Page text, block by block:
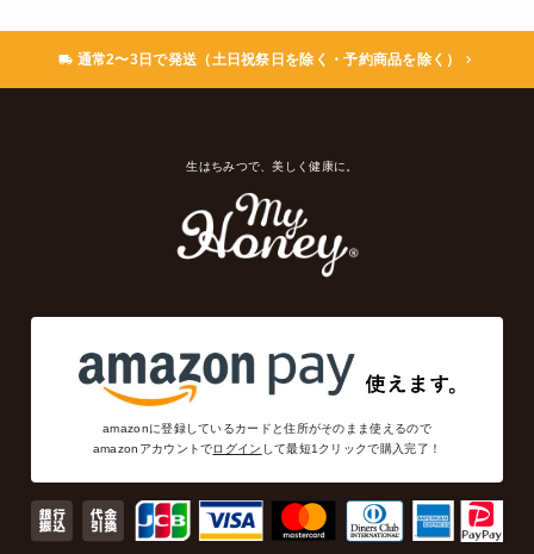
通常2〜3日で発送（土日祝祭日を除く・予約商品を除く）
生はちみつで、美しく健康に。
amazonに登録しているカードと住所がそのまま使えるので
amazonアカウントでログイン して最短1クリックで購入完了！